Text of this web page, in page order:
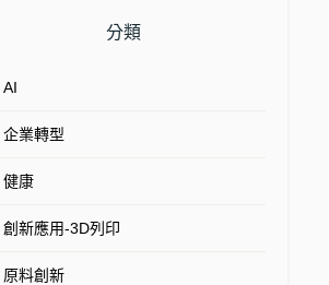
分類
AI
企業轉型
健康
創新應用-3D列印
原料創新